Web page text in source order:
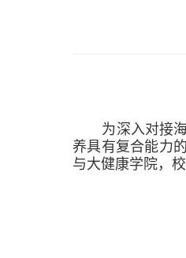
为深入对接
养具有复合能力
与大健康学院，